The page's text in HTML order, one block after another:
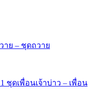
าย – ชุดถวาย
ชุดเพื่อนเจ้าบ่าว – เพื่อน